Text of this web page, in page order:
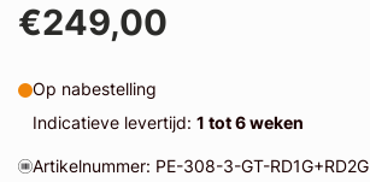
€249,00
Op nabestelling
Indicatieve levertijd: 1 tot 6 weken
Artikelnummer: PE-308-3-GT-RD1G+RD2G